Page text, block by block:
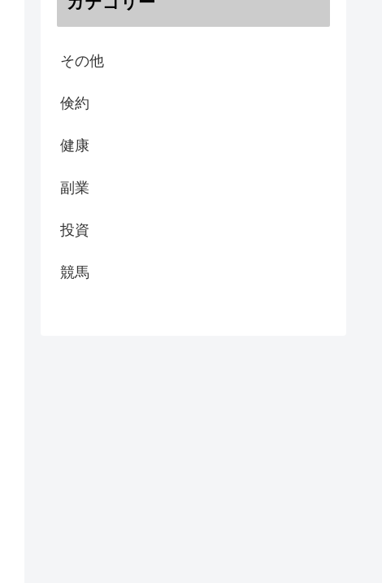
その他
倹約
健康
副業
投資
競馬